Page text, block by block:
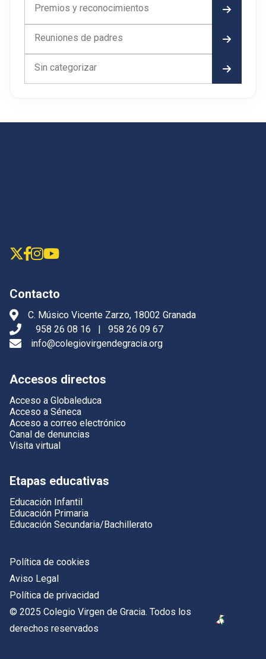
Premios y reconocimientos
Reuniones de padres
Sin categorizar
Contacto
C. Músico Vicente Zarzo, 18002 Granada
958 26 08 16
958 26 09 67
info@colegiovirgendegracia.org
Accesos directos
Acceso a Globaleduca
Acceso a Séneca
Acceso a correo electrónico
Canal de denuncias
Visita virtual
Etapas educativas
Educación Infantil
Educación Primaria
Educación Secundaria/Bachillerato
Política de cookies
Aviso Legal
Política de privacidad
© 2025 Colegio Virgen de Gracia. Todos los
derechos reservados